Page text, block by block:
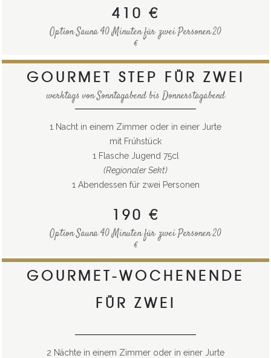
410 €
Option Sauna 40 Minuten für zwei Personen 20
€
GOURMET STEP FÜR ZWEI
werktags von Sonntagabend bis Donnerstagabend
1 Nacht in einem Zimmer oder in einer Jurte
mit Frühstück
1 Flasche Jugend 75cl
(Regionaler Sekt)
1 Abendessen für zwei Personen
190 €
Option Sauna 40 Minuten für zwei Personen 20
€
GOURMET-WOCHENENDE
FÜR ZWEI
2 Nächte in einem Zimmer oder in einer Jurte